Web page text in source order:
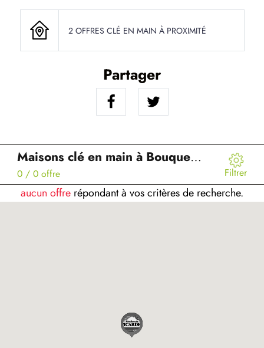
2 OFFRES CLÉ EN MAIN À PROXIMITÉ
Partager
Maisons clé en main à Bouquemaison (80)
0 / 0 offre Filtrer
aucun offre répondant à vos critères de recherche.